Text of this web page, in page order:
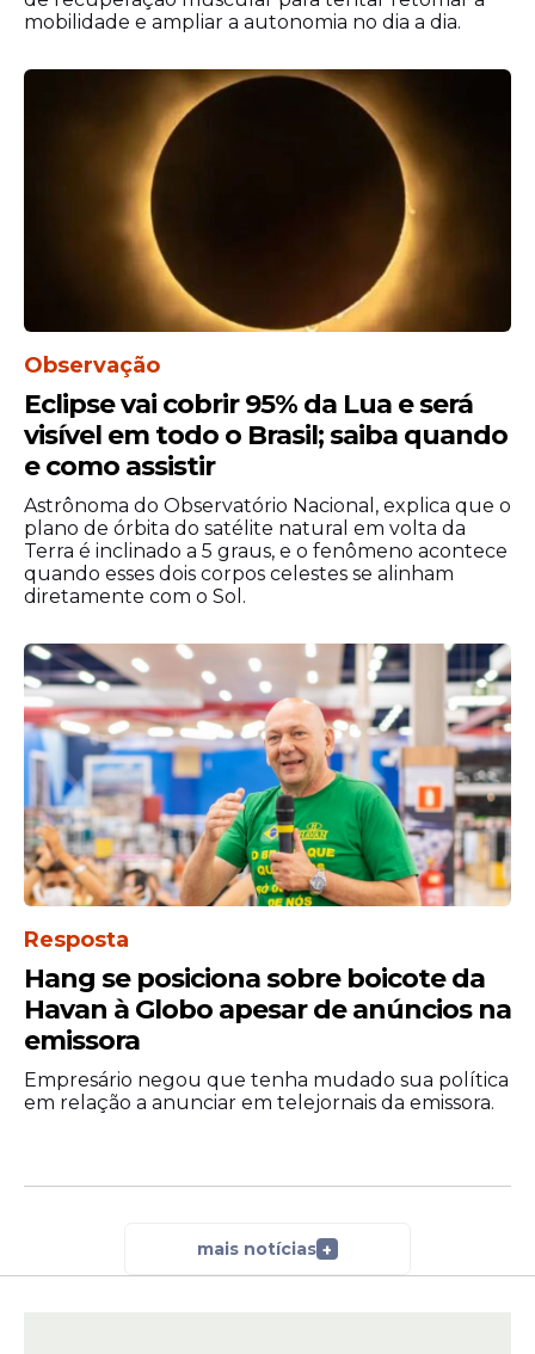
Nas redes sociais, a declaração
repercussão e foi alvo de críticas. Muitos
internautas acusaram o líder de
intolerância religiosa ao associar símbolos
do Flamengo à figura de
As falas também trouxeram à tona o
histórico controverso de Marcos Pereira,
incluindo práticas inusitadas realizadas em
derrubar fiéis durante suas pregações.
mobilidade e ampliar a autonomia no dia a dia.
Observação
Eclipse vai cobrir 95% da Lua e será
visível em todo o Brasil; saiba quando
e como assistir
Astrônoma do Observatório Nacional, explica que o
plano de órbita do satélite natural em volta da
Terra é inclinado a 5 graus, e o fenômeno acontece
quando esses dois corpos celestes se alinham
diretamente com o Sol.
Resposta
Hang se posiciona sobre boicote da
Havan à Globo apesar de anúncios na
emissora
Empresário negou que tenha mudado sua política
em relação a anunciar em telejornais da emissora.
mais notícias +